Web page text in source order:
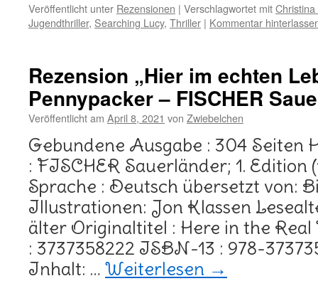
Veröffentlicht unter Rezensionen | Verschlagwortet mit
Jugendthriller, Searching Lucy, Thriller | Kommentar
Rezension „Hier im echten
Pennypacker – FISCHER
Veröffentlicht am April 8, 2021 von Zwiebelchen
Gebundene Ausgabe : 304 Seiten
: FISCHER Sauerländer; 1. Edition
Sprache : Deutsch übersetzt von:
Illustrationen: Jon Klassen
älter Originaltitel : Here in the
: 3737358222 ISBN-13 : 978-
Inhalt: … Weiterlesen →